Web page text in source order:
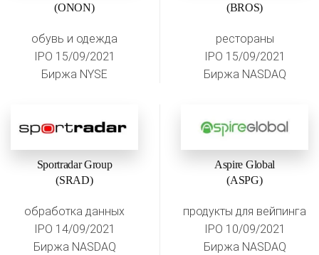
(ONON)
обувь и одежда
IPO 15/09/2021
Биржа NYSE
(BROS)
рестораны
IPO 15/09/2021
Биржа NASDAQ
Sportradar Group
(SRAD)
обработка данных
IPO 14/09/2021
Биржа NASDAQ
Aspire Global
(ASPG)
продукты для вейпинга
IPO 10/09/2021
Биржа NASDAQ